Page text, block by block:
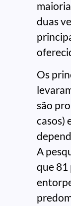
duas
Os
são
casos)
A
que 81